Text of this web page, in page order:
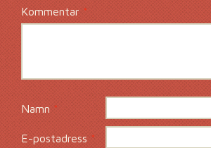
Kommentar*
Namn *
E-postadress*